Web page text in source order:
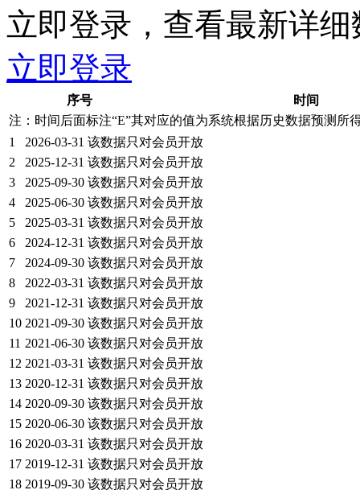
立即登录，查看最新详细
立即登录
序号
时间
注：时间后面标注“E”其对应的值为系统根据历史数据预测所
1
2026-03-31 该数据只对会员开放
2
2025-12-31 该数据只对会员开放
3
2025-09-30 该数据只对会员开放
4
2025-06-30 该数据只对会员开放
5
2025-03-31 该数据只对会员开放
6
2024-12-31 该数据只对会员开放
7
2024-09-30 该数据只对会员开放
8
2022-03-31 该数据只对会员开放
9
2021-12-31 该数据只对会员开放
10 2021-09-30 该数据只对会员开放
11 2021-06-30 该数据只对会员开放
12 2021-03-31 该数据只对会员开放
13 2020-12-31 该数据只对会员开放
14 2020-09-30 该数据只对会员开放
15 2020-06-30 该数据只对会员开放
16 2020-03-31 该数据只对会员开放
17 2019-12-31 该数据只对会员开放
18 2019-09-30 该数据只对会员开放